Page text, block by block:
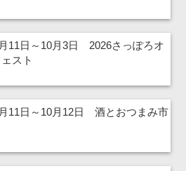
11日～10月3日 2026さっぽろオ
スト
11日～10月12日 酒とおつまみ市